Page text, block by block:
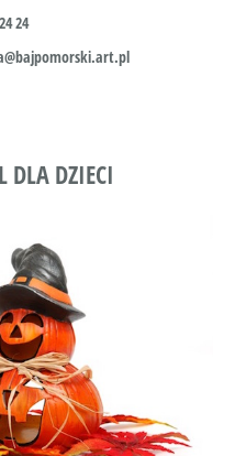
24
DLA DZIECI